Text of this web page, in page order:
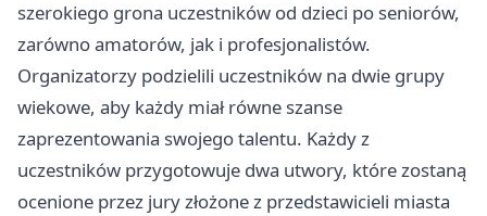
szerokiego grona uczestników od dzieci po seniorów,
zarówno amatorów, jak i profesjonalistów.
Organizatorzy podzielili uczestników na dwie grupy
wiekowe, aby każdy miał równe szanse
zaprezentowania swojego talentu. Każdy z
uczestników przygotowuje dwa utwory, które zostaną
ocenione przez jury złożone z przedstawicieli miasta